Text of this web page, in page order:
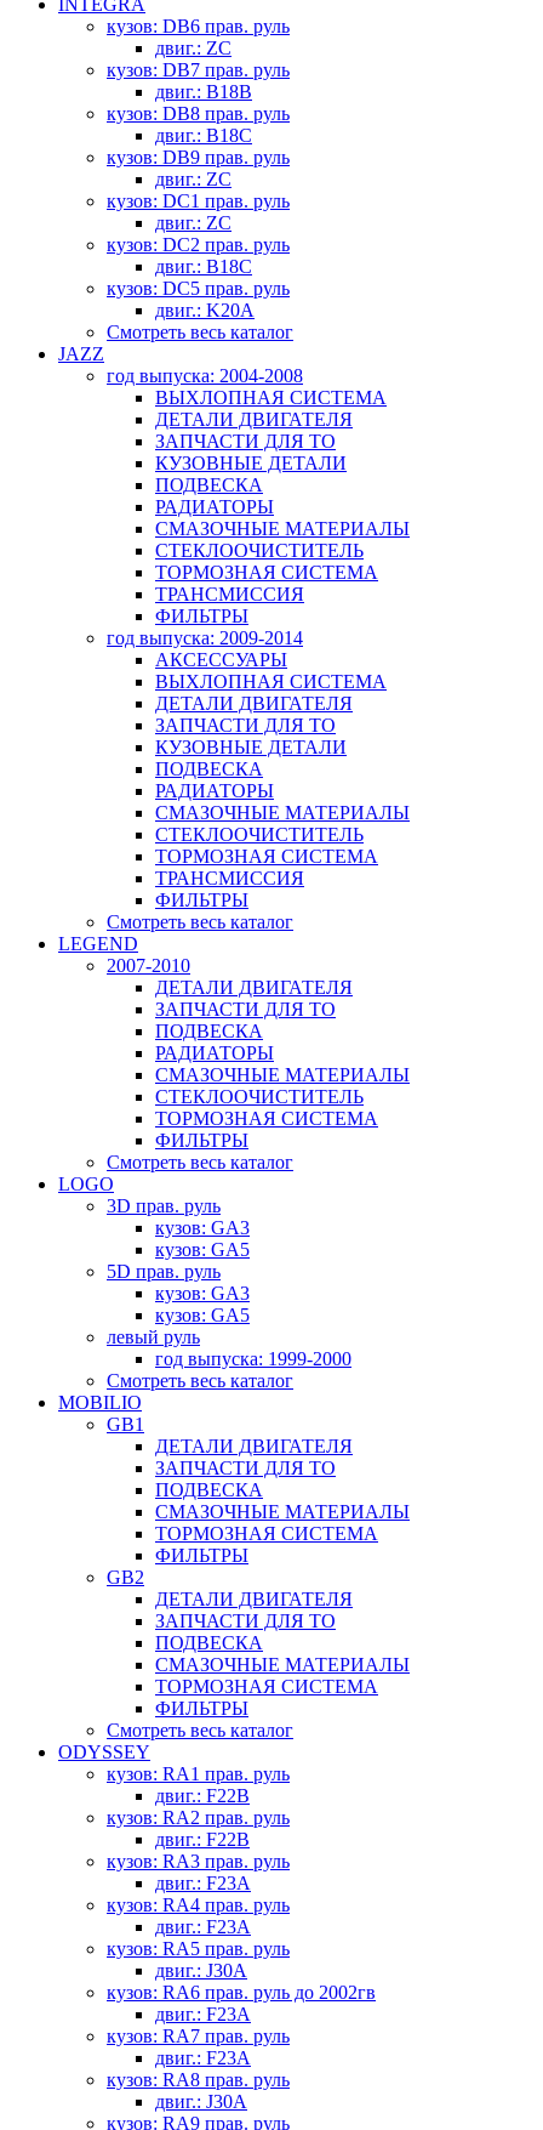
INTEGRA
кузов: DB6 прав. руль
двиг.: ZC
кузов: DB7 прав. руль
двиг.: B18B
кузов: DB8 прав. руль
двиг.: B18C
кузов: DB9 прав. руль
двиг.: ZC
кузов: DC1 прав. руль
двиг.: ZC
кузов: DC2 прав. руль
двиг.: B18C
кузов: DC5 прав. руль
двиг.: K20A
Смотреть весь каталог
JAZZ
год выпуска: 2004-2008
ВЫХЛОПНАЯ СИСТЕМА
ДЕТАЛИ ДВИГАТЕЛЯ
ЗАПЧАСТИ ДЛЯ ТО
КУЗОВНЫЕ ДЕТАЛИ
ПОДВЕСКА
РАДИАТОРЫ
СМАЗОЧНЫЕ МАТЕРИАЛЫ
СТЕКЛООЧИСТИТЕЛЬ
ТОРМОЗНАЯ СИСТЕМА
ТРАНСМИССИЯ
ФИЛЬТРЫ
год выпуска: 2009-2014
АКСЕССУАРЫ
ВЫХЛОПНАЯ СИСТЕМА
ДЕТАЛИ ДВИГАТЕЛЯ
ЗАПЧАСТИ ДЛЯ ТО
КУЗОВНЫЕ ДЕТАЛИ
ПОДВЕСКА
РАДИАТОРЫ
СМАЗОЧНЫЕ МАТЕРИАЛЫ
СТЕКЛООЧИСТИТЕЛЬ
ТОРМОЗНАЯ СИСТЕМА
ТРАНСМИССИЯ
ФИЛЬТРЫ
Смотреть весь каталог
LEGEND
2007-2010
ДЕТАЛИ ДВИГАТЕЛЯ
ЗАПЧАСТИ ДЛЯ ТО
ПОДВЕСКА
РАДИАТОРЫ
СМАЗОЧНЫЕ МАТЕРИАЛЫ
СТЕКЛООЧИСТИТЕЛЬ
ТОРМОЗНАЯ СИСТЕМА
ФИЛЬТРЫ
Смотреть весь каталог
LOGO
3D прав. руль
кузов: GA3
кузов: GA5
5D прав. руль
кузов: GA3
кузов: GA5
левый руль
год выпуска: 1999-2000
Смотреть весь каталог
MOBILIO
GB1
ДЕТАЛИ ДВИГАТЕЛЯ
ЗАПЧАСТИ ДЛЯ ТО
ПОДВЕСКА
СМАЗОЧНЫЕ МАТЕРИАЛЫ
ТОРМОЗНАЯ СИСТЕМА
ФИЛЬТРЫ
GB2
ДЕТАЛИ ДВИГАТЕЛЯ
ЗАПЧАСТИ ДЛЯ ТО
ПОДВЕСКА
СМАЗОЧНЫЕ МАТЕРИАЛЫ
ТОРМОЗНАЯ СИСТЕМА
ФИЛЬТРЫ
Смотреть весь каталог
ODYSSEY
кузов: RA1 прав. руль
двиг.: F22B
кузов: RA2 прав. руль
двиг.: F22B
кузов: RA3 прав. руль
двиг.: F23A
кузов: RA4 прав. руль
двиг.: F23A
кузов: RA5 прав. руль
двиг.: J30A
кузов: RA6 прав. руль до 2002гв
двиг.: F23A
кузов: RA7 прав. руль
двиг.: F23A
кузов: RA8 прав. руль
двиг.: J30A
кузов: RA9 прав. руль